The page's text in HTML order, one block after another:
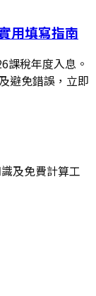
用填寫指南
課稅年度入息。
避免錯誤，立即
及免費計算工